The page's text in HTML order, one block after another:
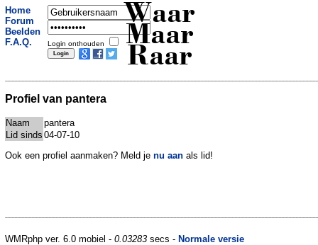
Home
Forum
Beelden
F.A.Q.
Login onthouden
Waar
Maar
Raar
Profiel van pantera
Naam
pantera
Lid sinds 04-07-10
Ook een profiel aanmaken? Meld je nu aan als lid!
WMRphp ver. 6.0 mobiel - 0.03283 secs - Normale versie